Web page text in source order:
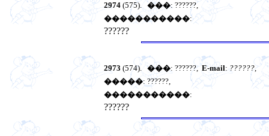
2974 (575). ���: ??????,
�����������:
??????
2973 (574). ���: ??????, E-mail:??????,
�����: ??????,
�����������:
??????